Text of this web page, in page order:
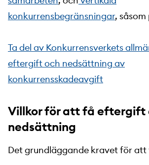
konkurrensbegränsningar,
Ta del av Konkurrensverkets
eftergift och nedsättning av
konkurrensskadeavgift
Villkor för att få eftergift
nedsättning
Det grundläggande kravet för